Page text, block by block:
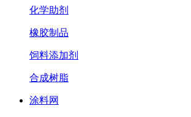
化学助剂
橡胶制品
饲料添加剂
合成树脂
涂料网